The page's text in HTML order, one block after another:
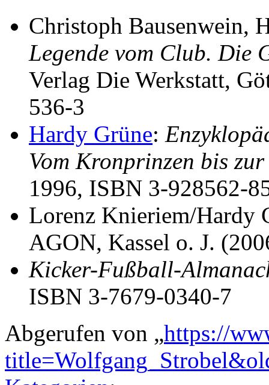
Christoph Bausenwein,
Legende vom Club. Die
Verlag Die Werkstatt,
536-3
Hardy Grüne:
Vom Kronprinzen bis
1996, ISBN 3-928562-
Lorenz Knieriem/Hardy
AGON, Kassel o. J.
Kicker-Fußball-
ISBN 3-7679-0340-7
Abgerufen von „https://